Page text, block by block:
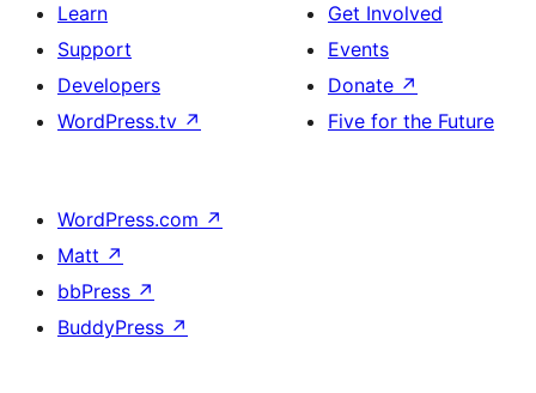
Learn
Support
Developers
WordPress.tv ↗
Get Involved
Events
Donate ↗
Five for the Future
WordPress.com ↗
Matt ↗
bbPress ↗
BuddyPress ↗